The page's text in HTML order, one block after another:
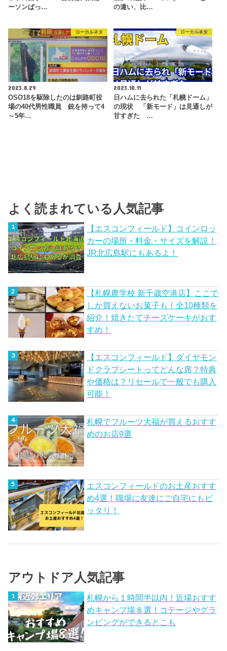
ーソンばっ…
の違い、比…
ローカルネタ
2023.8.29
OSO18を駆除したのは釧路町役
場の40代男性職員 銃を持って4
～5年…
ローカルネタ
2023.10.11
日ハムに去られた「札幌ドーム」
の現状 「新モード」は見通しが
甘すぎた …
よく読まれている人気記事
【エスコンフィールド】コインロッ
カーの場所・料金・サイズを解説！
JR北広島駅にもあるよ！
【札幌農学校 新千歳空港店】ここで
しか買えないお菓子も！全10種類を
紹介！焼きたてチーズケーキがおす
すめ！
【エスコンフィールド】ダイヤモン
ドクラブシートってどんな席？特典
や価格は？リセールで一般でも購入
可能！
札幌でフルーツ大福が買えるおすす
めのお店9選
エスコンフィールドのお土産おすす
め4選！職場に友達にご自宅にもピ
ッタリ！
アウトドア人気記事
札幌から１時間半以内！近場おすす
めキャンプ場８選！コテージやグラ
ンピングができるとこも